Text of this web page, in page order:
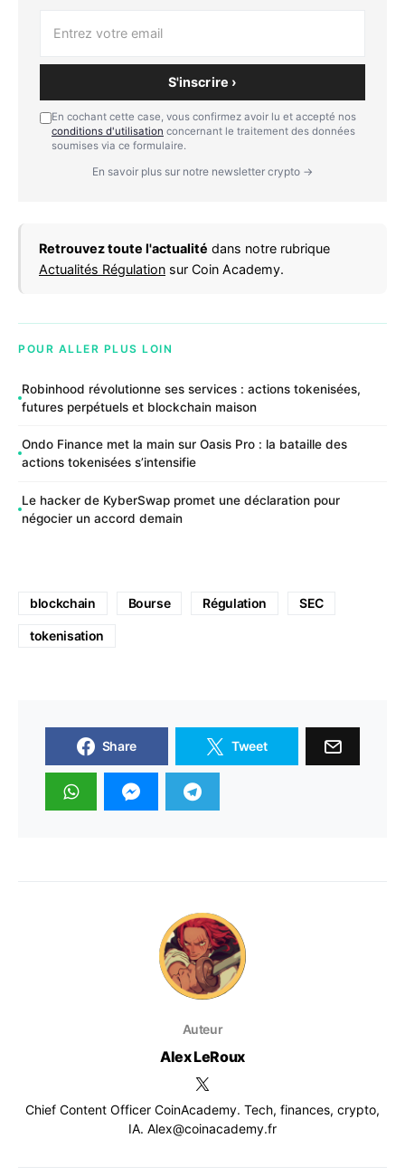
S'inscrire ›
En cochant cette case, vous confirmez avoir lu et accepté nos
conditions d'utilisation concernant le traitement des données
soumises via ce formulaire.
En savoir plus sur notre newsletter crypto →
Retrouvez toute l'actualité dans notre rubrique
Actualités Régulation sur Coin Academy.
POUR ALLER PLUS LOIN
Robinhood révolutionne ses services : actions tokenisées,
futures perpétuels et blockchain maison
Ondo Finance met la main sur Oasis Pro : la bataille des
actions tokenisées s’intensifie
Le hacker de KyberSwap promet une déclaration pour
négocier un accord demain
blockchain Bourse Régulation SEC
tokenisation
Share Tweet
Auteur
Alex LeRoux
Chief Content Officer CoinAcademy. Tech, finances, crypto,
IA. Alex@coinacademy.fr